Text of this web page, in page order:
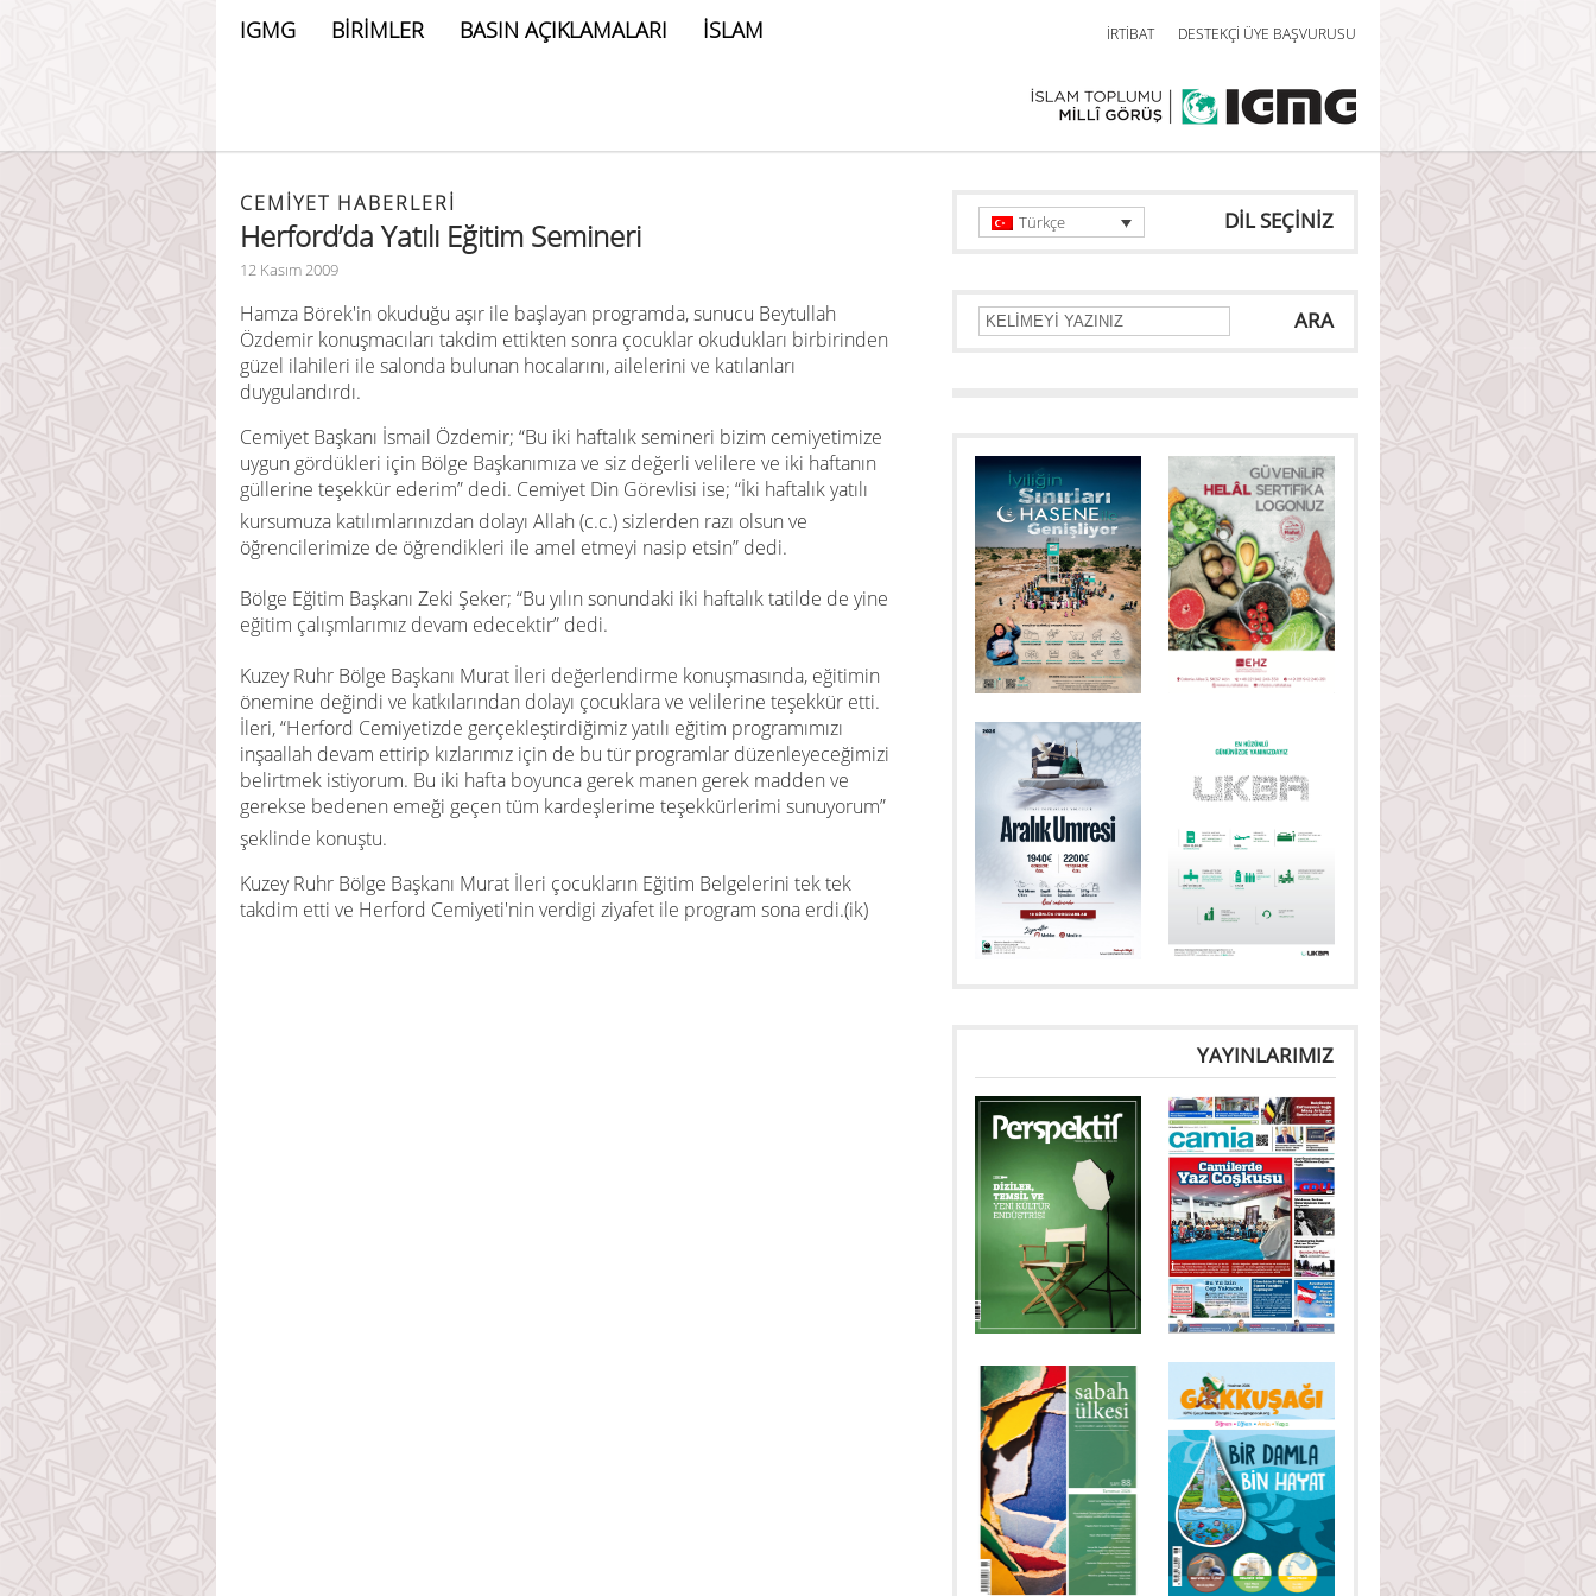
IGMG BİRİMLER BASIN AÇIKLAMALARI İSLAM İRTİBAT DESTEKÇİ ÜYE BAŞVURUSU
CEMIYET HABERLERI
Herford’da Yatılı Eğitim Semineri
12 Kasım 2009
Hamza Börek'in okuduğu aşır ile başlayan programda, sunucu Beytullah
Özdemir konuşmacıları takdim ettikten sonra çocuklar okudukları birbirinden
güzel ilahileri ile salonda bulunan hocalarını, ailelerini ve katılanları
duygulandırdı.
Cemiyet Başkanı İsmail Özdemir; “Bu iki haftalık semineri bizim cemiyetimize
uygun gördükleri için Bölge Başkanımıza ve siz değerli velilere ve iki haftanın
güllerine teşekkür ederim” dedi. Cemiyet Din Görevlisi ise; “İki haftalık yatılı
kursumuza katılımlarınızdan dolayı Allah (c.c.) sizlerden razı olsun ve
öğrencilerimize de öğrendikleri ile amel etmeyi nasip etsin” dedi.
Bölge Eğitim Başkanı Zeki Şeker; “Bu yılın sonundaki iki haftalık tatilde de yine
eğitim çalışmlarımız devam edecektir” dedi.
Kuzey Ruhr Bölge Başkanı Murat İleri değerlendirme konuşmasında, eğitimin
önemine değindi ve katkılarından dolayı çocuklara ve velilerine teşekkür etti.
İleri, “Herford Cemiyetizde gerçekleştirdiğimiz yatılı eğitim programımızı
inşaallah devam ettirip kızlarımız için de bu tür programlar düzenleyeceğimizi
belirtmek istiyorum. Bu iki hafta boyunca gerek manen gerek madden ve
gerekse bedenen emeği geçen tüm kardeşlerime teşekkürlerimi sunuyorum”
şeklinde konuştu.
Kuzey Ruhr Bölge Başkanı Murat İleri çocukların Eğitim Belgelerini tek tek
takdim etti ve Herford Cemiyeti'nin verdigi ziyafet ile program sona erdi.(ik)
DİL SEÇİNİZ
Türkçe
ARA
YAYINLARIMIZ